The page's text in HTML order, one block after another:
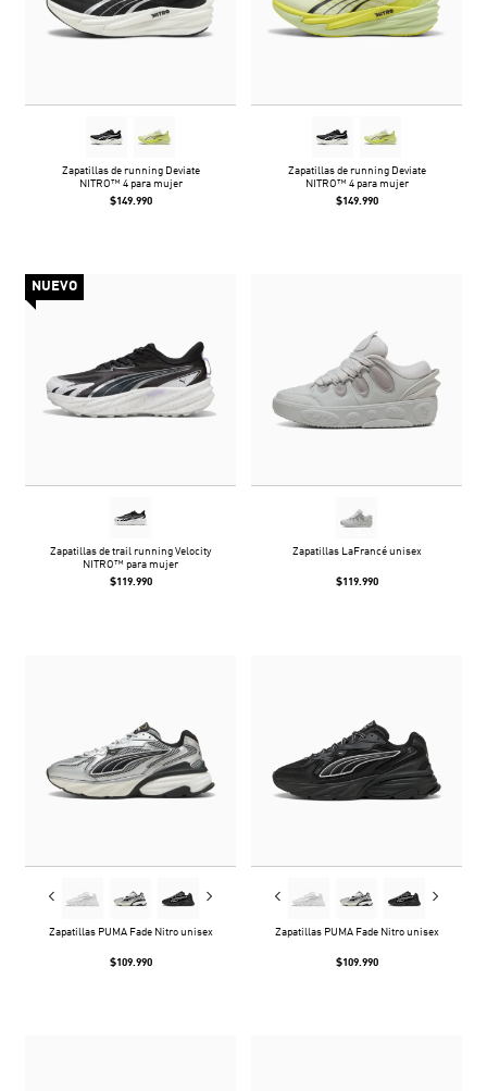
Zapatillas de running Deviate
NITRO™ 4 para mujer
$149.990
Zapatillas de running Deviate
NITRO™ 4 para mujer
$149.990
NUEVO
Zapatillas de trail running Velocity
NITRO™ para mujer
$119.990
Zapatillas LaFrancé unisex
$119.990
Zapatillas PUMA Fade Nitro unisex
$109.990
Zapatillas PUMA Fade Nitro unisex
$109.990